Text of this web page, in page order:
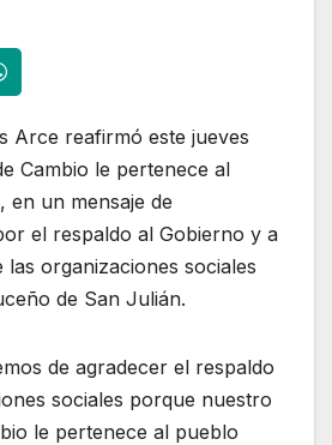
Arce reafirmó este jueves
Cambio le pertenece al
en un mensaje de
el respaldo al Gobierno y a
las organizaciones sociales
de San Julián.
de agradecer el respaldo
sociales porque nuestro
le pertenece al pueblo